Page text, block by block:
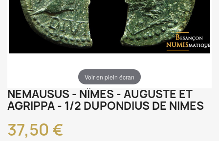
Voir en plein écran
NEMAUSUS - NÎMES - AUGUSTE ET
AGRIPPA - 1/2 DUPONDIUS DE NIMES
37,50 €